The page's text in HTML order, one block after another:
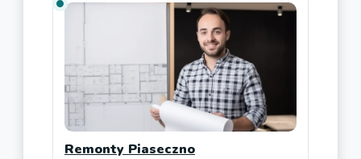
Remonty Piaseczno